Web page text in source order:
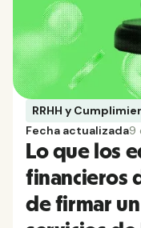
RRHH y
Fecha actualizada9
Lo que los
financieros
de firmar